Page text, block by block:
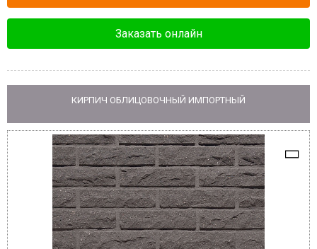
Заказать онлайн
КИРПИЧ ОБЛИЦОВОЧНЫЙ ИМПОРТНЫЙ